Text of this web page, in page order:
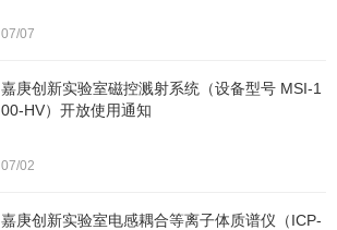
07/07
嘉庚创新实验室磁控溅射系统（设备型号 MSI-1
00-HV）开放使用通知
07/02
嘉庚创新实验室电感耦合等离子体质谱仪（ICP-